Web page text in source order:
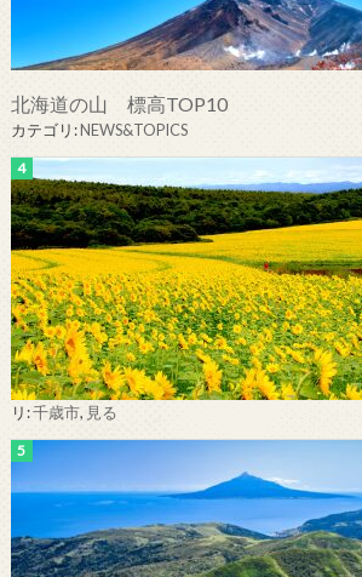
北海道の山 標高TOP10
カテゴリ:NEWS&TOPICS
リ:千歳市, 見る